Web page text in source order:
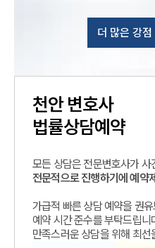
더 많은 강점
천안변호사
법률상담예약
모든 상담은 전문변호사가 사
전문적으로 진행하기에 예약
가급적 빠른 상담 예약을 권유
예약 시간 준수를 부탁드립니
만족스러운 상담을 위해 최선